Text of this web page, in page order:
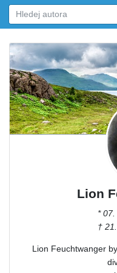
Lion
*
†
Lion Feuchtwanger